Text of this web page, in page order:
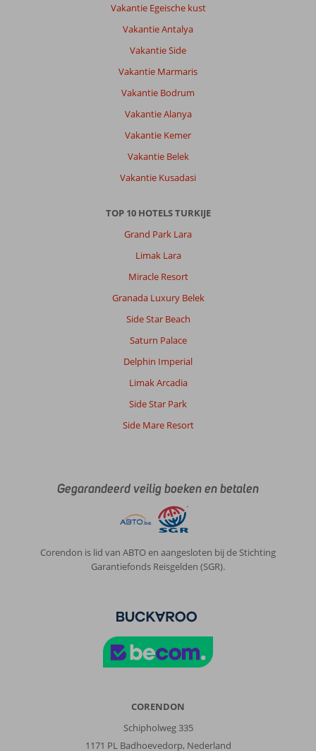
Vakantie Egeische kust
Vakantie Antalya
Vakantie Side
Vakantie Marmaris
Vakantie Bodrum
Vakantie Alanya
Vakantie Kemer
Vakantie Belek
Vakantie Kusadasi
TOP 10 HOTELS TURKIJE
Grand Park Lara
Limak Lara
Miracle Resort
Granada Luxury Belek
Side Star Beach
Saturn Palace
Delphin Imperial
Limak Arcadia
Side Star Park
Side Mare Resort
Gegarandeerd veilig boeken en betalen
Corendon is lid van ABTO en aangesloten bij de Stichting
Garantiefonds Reisgelden (SGR).
CORENDON
Schipholweg 335
1171 PL Badhoevedorp, Nederland